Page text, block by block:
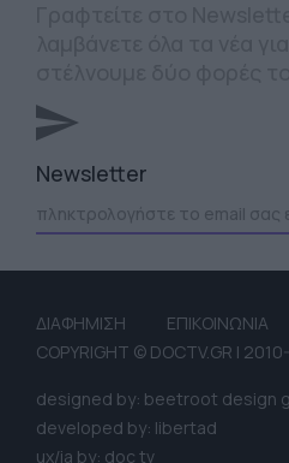
Newsletter
ΔΙΑΦΗΜΙΣΗ ΕΠΙΚΟΙΝΩΝΙΑ
COPYRIGHT © DOCTV.GR |
designed by: beetroot design
developed by: libertad
ux/ia by: doc tv